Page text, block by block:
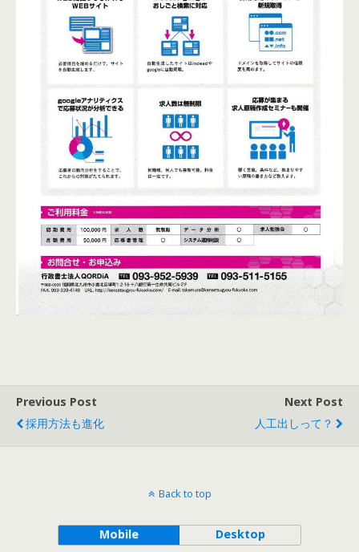
Previous Post
採用方法も進化
Next Post
人工出しって？
Back to top
Mobile Desktop